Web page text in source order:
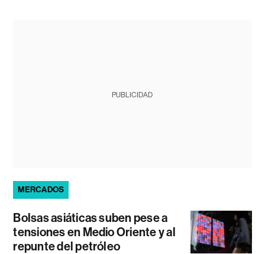
PUBLICIDAD
MERCADOS
Bolsas asiáticas suben pese a
tensiones en Medio Oriente y al
repunte del petróleo